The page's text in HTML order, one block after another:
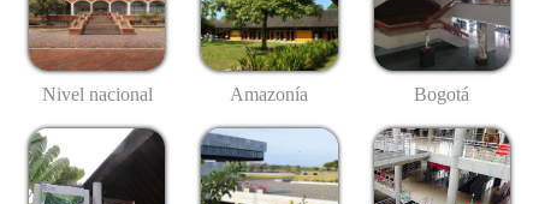
Nivel nacional Amazonía Bogotá